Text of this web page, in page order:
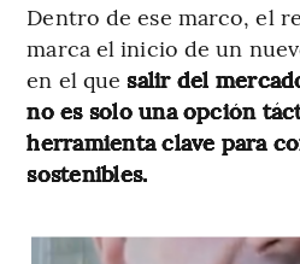
Dentro de ese marco, el
marca el inicio de un
en el quesalir del
no es solo una opción
herramienta clave para
sostenibles.